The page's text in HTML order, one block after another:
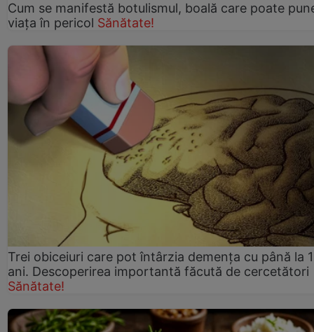
Cum se manifestă botulismul, boală care poate
viaţa în pericol Sănătate!
Trei obiceiuri care pot întârzia demența cu până la
ani. Descoperirea importantă făcută de cercetători
Sănătate!